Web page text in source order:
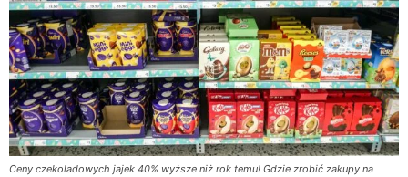
Ceny czekoladowych jajek 40% wyższe niż rok temu! Gdzie zrobić zakupy na